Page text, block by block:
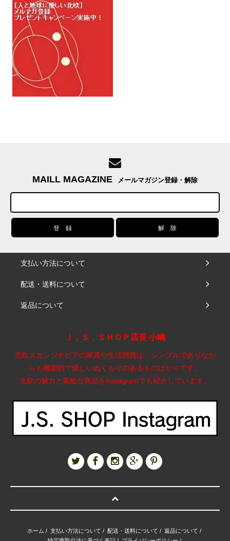
MAILL MAGAZINE メールマガジン登録・解除
支払い方法について
配送・送料について
返品について
Ｊ．Ｓ．ＳＨＯＰ店長 小嶋
北欧スカンジナビアの家具や生活雑貨は、シンプルでありなが
らも機能的で優しいぬくもりのあるものばかりです。
北欧の魅力と素敵な商品をInstagramでも紹介しています。
ホーム / 支払い方法について / 配送・送料について / 返品について /